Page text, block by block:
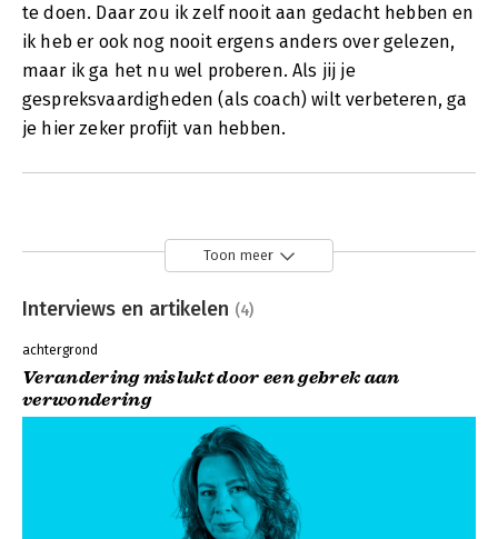
te doen. Daar zou ik zelf nooit aan gedacht hebben en
ik heb er ook nog nooit ergens anders over gelezen,
maar ik ga het nu wel proberen. Als jij je
gespreksvaardigheden (als coach) wilt verbeteren, ga
je hier zeker profijt van hebben.
Toon meer
Interviews en artikelen (4)
achtergrond
Verandering mislukt door een gebrek aan
verwondering